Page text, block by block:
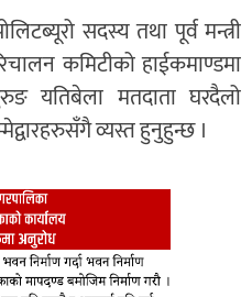
सदस्य तथा पूर्व मन्त्री
कमिटीको हाईकमाण्डमा
यतिबेला मतदाता घरदैलो
व्यस्त हुनुहुन्छ ।